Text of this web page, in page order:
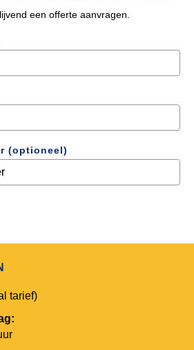
een offerte aanvragen.
(optioneel)
tarief)